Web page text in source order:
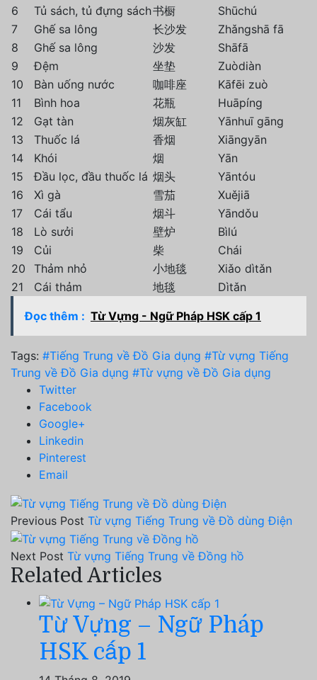
6
Tủ sách, tủ đựng sách书橱
Shūchú
7
Ghế sa lông 长沙发
Zhǎngshā fā
8
Ghế sa lông 沙发
Shāfā
9
Đệm 坐垫
Zuòdiàn
10
Bàn uống nước 咖啡座
Kāfēi zuò
11
Bình hoa 花瓶
Huāpíng
12
Gạt tàn 烟灰缸
Yānhuī gāng
13
Thuốc lá 香烟
Xiāngyān
14
Khói 烟
Yān
15
Đầu lọc, đầu thuốc lá 烟头
Yāntóu
16
Xì gà 雪茄
Xuějiā
17
Cái tẩu 烟斗
Yāndǒu
18
Lò sưởi 壁炉
Bìlú
19
Củi 柴
Chái
20
Thảm nhỏ 小地毯
Xiǎo dìtǎn
21
Cái thảm 地毯 Dìtǎn
Đọc thêm : Từ Vựng - Ngữ Pháp HSK cấp 1
Tags: #Tiếng Trung về Đồ Gia dụng #Từ vựng Tiếng
Trung về Đồ Gia dụng #Từ vựng về Đồ Gia dụng
Twitter
Facebook
Google+
Linkedin
Pinterest
Email
Previous Post Từ vựng Tiếng Trung về Đồ dùng Điện
Next Post Từ vựng Tiếng Trung về Đồng hồ
Related Articles
Từ Vựng – Ngữ Pháp
HSK cấp 1